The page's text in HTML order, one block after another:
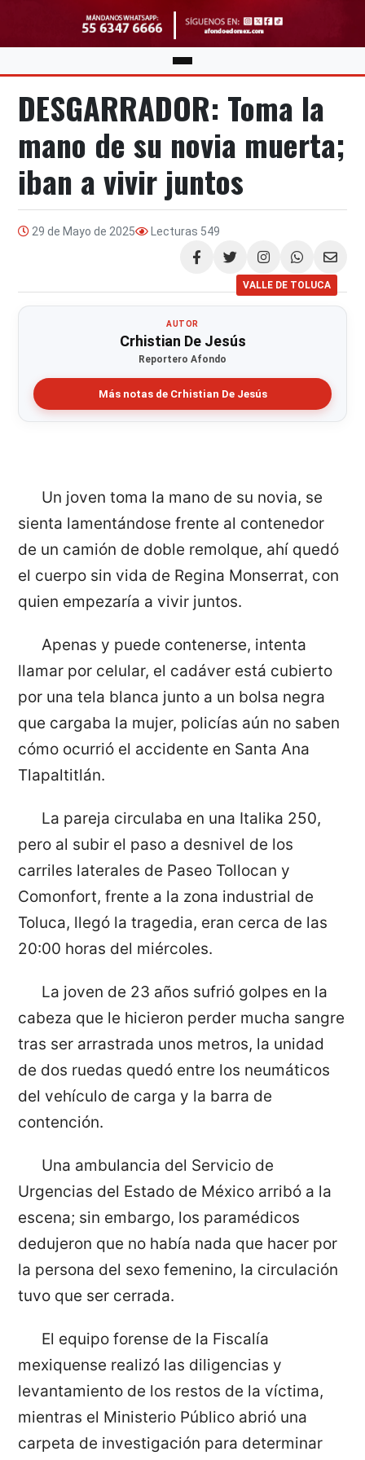
DESGARRADOR: Toma la
mano de su novia muerta;
iban a vivir juntos
29 de Mayo de 2025 Lecturas 549
Compartir
VALLE DE TOLUCA
AUTOR
Crhistian De Jesús
Reportero Afondo
Más notas de Crhistian De Jesús
Un joven toma la mano de su novia, se
sienta lamentándose frente al contenedor
de un camión de doble remolque, ahí quedó
el cuerpo sin vida de Regina Monserrat, con
quien empezaría a vivir juntos.
Apenas y puede contenerse, intenta
llamar por celular, el cadáver está cubierto
por una tela blanca junto a un bolsa negra
que cargaba la mujer, policías aún no saben
cómo ocurrió el accidente en Santa Ana
Tlapaltitlán.
La pareja circulaba en una Italika 250,
pero al subir el paso a desnivel de los
carriles laterales de Paseo Tollocan y
Comonfort, frente a la zona industrial de
Toluca, llegó la tragedia, eran cerca de las
20:00 horas del miércoles.
La joven de 23 años sufrió golpes en la
cabeza que le hicieron perder mucha sangre
tras ser arrastrada unos metros, la unidad
de dos ruedas quedó entre los neumáticos
del vehículo de carga y la barra de
contención.
Una ambulancia del Servicio de
Urgencias del Estado de México arribó a la
escena; sin embargo, los paramédicos
dedujeron que no había nada que hacer por
la persona del sexo femenino, la circulación
tuvo que ser cerrada.
El equipo forense de la Fiscalía
mexiquense realizó las diligencias y
levantamiento de los restos de la víctima,
mientras el Ministerio Público abrió una
carpeta de investigación para determinar